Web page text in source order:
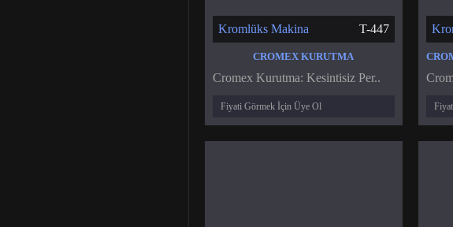
Kromlüks Makina T-447
CROMEX KURUTMA
Cromex Kurutma: Kesintisiz Per..
Fiyati Görmek İçin Üye Ol